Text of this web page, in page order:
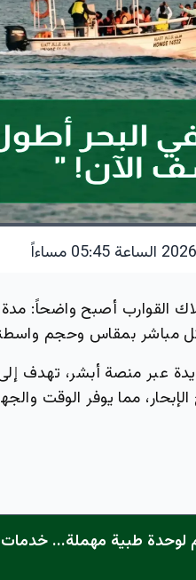
أصبح واضحاً: مدة
مباشر بمقاس وحجم
عبر منصة أبشر، تهدف
مما يوفر الوقت
لوحدة طبية مهملة...